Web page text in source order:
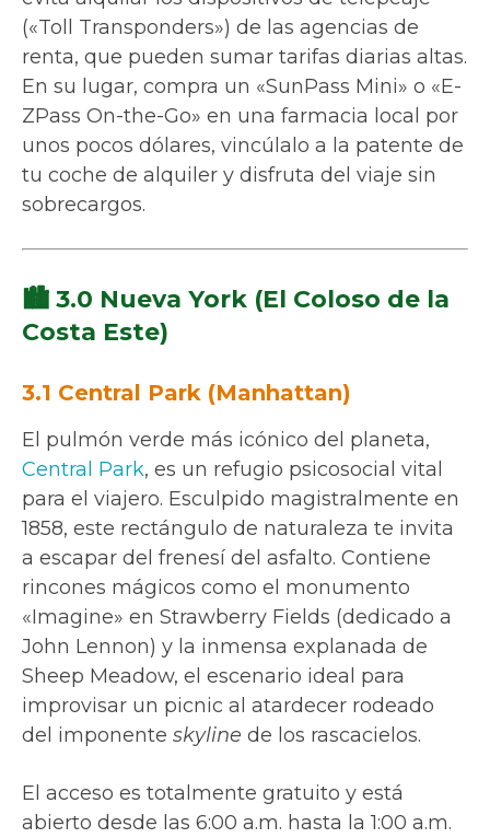
(«Toll Transponders») de las agencias de
renta, que pueden sumar tarifas diarias altas.
En su lugar, compra un «SunPass Mini» o «E-
ZPass On-the-Go» en una farmacia local por
unos pocos dólares, vincúlalo a la patente de
tu coche de alquiler y disfruta del viaje sin
sobrecargos.
🏙️ 3.0 Nueva York (El Coloso de la
Costa Este)
3.1 Central Park (Manhattan)
El pulmón verde más icónico del planeta,
Central Park, es un refugio psicosocial vital
para el viajero. Esculpido magistralmente en
1858, este rectángulo de naturaleza te invita
a escapar del frenesí del asfalto. Contiene
rincones mágicos como el monumento
«Imagine» en Strawberry Fields (dedicado a
John Lennon) y la inmensa explanada de
Sheep Meadow, el escenario ideal para
improvisar un picnic al atardecer rodeado
del imponente skyline de los rascacielos.
El acceso es totalmente gratuito y está
abierto desde las 6:00 a.m. hasta la 1:00 a.m.